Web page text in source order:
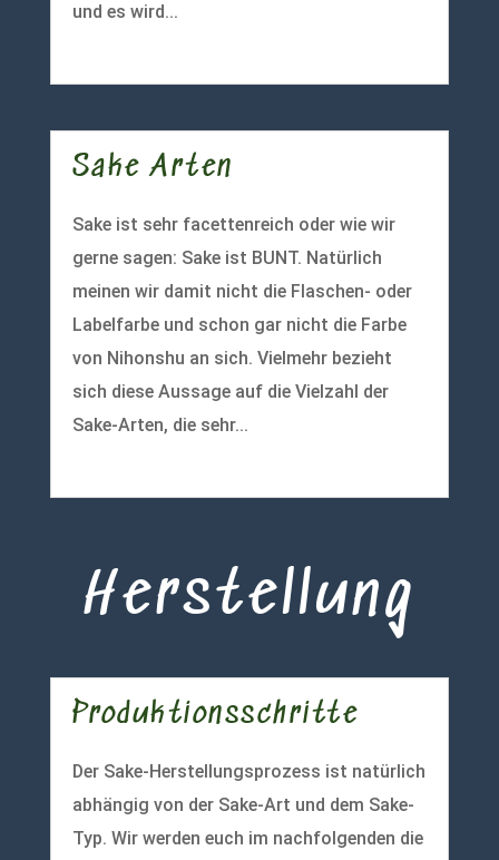
und es wird...
Sake Arten
Sake ist sehr facettenreich oder wie wir
gerne sagen: Sake ist BUNT. Natürlich
meinen wir damit nicht die Flaschen- oder
Labelfarbe und schon gar nicht die Farbe
von Nihonshu an sich. Vielmehr bezieht
sich diese Aussage auf die Vielzahl der
Sake-Arten, die sehr...
Herstellung
Produktionsschritte
Der Sake-Herstellungsprozess ist natürlich
abhängig von der Sake-Art und dem Sake-
Typ. Wir werden euch im nachfolgenden die